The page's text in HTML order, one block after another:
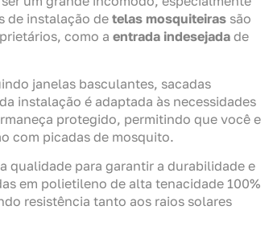
de instalação de telas mosquiteiras são
como a entrada indesejada de
janelas basculantes, sacadas
instalação é adaptada às necessidades
protegido, permitindo que você e
com picadas de mosquito.
qualidade para garantir a durabilidade e
em polietileno de alta tenacidade 100%
resistência tanto aos raios solares